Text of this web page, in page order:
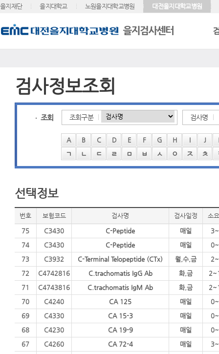
을지재단 을지대학교 노원을지대학교병원 대전을지대학교병원
검사정보조회
조회 조회구분 검사명
A B C D E F G H I J
ㄱ ㄴ ㄷ ㄹ ㅁ ㅂ ㅅ ㅇ ㅈ ㅊ
선택정보
번호 보험코드 검사명 검사일정 소
75 C3430 C-Peptide 매일
74
C3430 C-Peptide 매일
73
C3932 C-Terminal Telopeptide (CTx) 월,수,금
72
C4742816 C.trachomatis IgG Ab 화,금
71
C4743816 C.trachomatis IgM Ab 화,금
70
C4240 CA 125 매일
69
C4330 CA 15-3 매일
68
C4230 CA 19-9 매일
67
C4260 CA 72-4 매일